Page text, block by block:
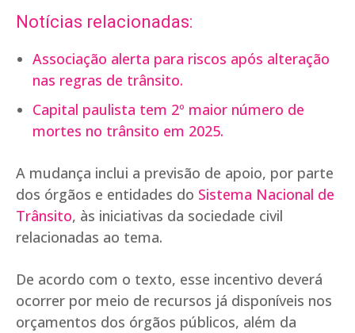
Notícias relacionadas:
Associação alerta para riscos após alteração
nas regras de trânsito.
Capital paulista tem 2º maior número de
mortes no trânsito em 2025.
A mudança inclui a previsão de apoio, por parte
dos órgãos e entidades do Sistema Nacional de
Trânsito, às iniciativas da sociedade civil
relacionadas ao tema.
De acordo com o texto, esse incentivo deverá
ocorrer por meio de recursos já disponíveis nos
orçamentos dos órgãos públicos, além da